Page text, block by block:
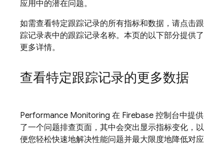
应用中的潜在问题。
如需查看特定跟踪记录的所有指标和数据，请点击跟
踪记录表中的跟踪记录名称。本页的以下部分提供了
更多详情。
查看特定跟踪记录的更多数据
Performance Monitoring 在 Firebase 控制台中提供
了一个问题排查页面，其中会突出显示指标变化，以
便您轻松快速地解决性能问题并最大限度地降低对应